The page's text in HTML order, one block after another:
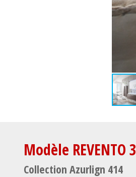
Modèle REVENTO 3
Collection Azurlign 414